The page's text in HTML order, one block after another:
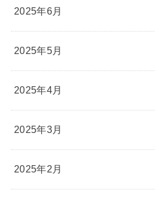
2025年6月
2025年5月
2025年4月
2025年3月
2025年2月